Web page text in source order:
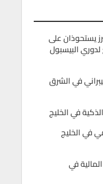
يستحوذان على
البيسبول
في الشرق
في الخليج
في